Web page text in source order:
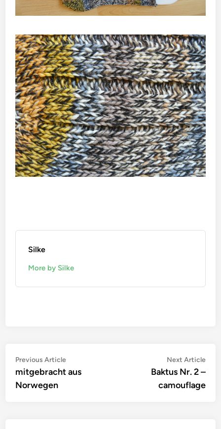
Silke
More by Silke
Beitragsnavigation
Previous ArticlePrevious
article:
mitgebracht aus
Norwegen
Next Article
Baktus Nr. 2 –
camouflage